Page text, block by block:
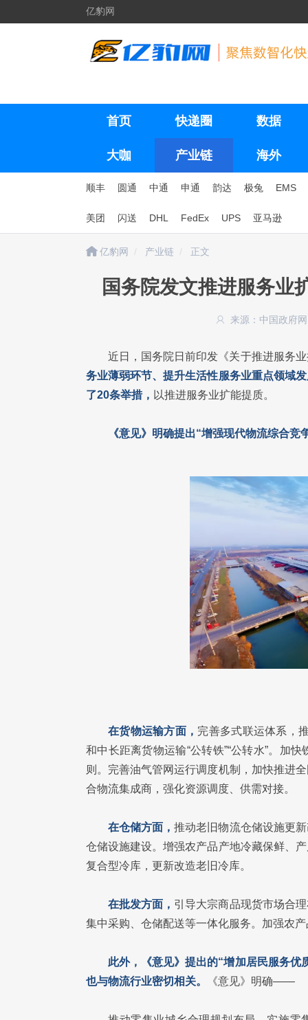
亿豹网
首页 快递圈 数据
大咖 产业链 海外
顺丰 圆通 中通 申通 韵达 极兔 EMS
美团 闪送 DHL FedEx UPS 亚马逊
亿豹网 产业链 正文
国务院发文推进服务业
来源：中国政府
近日，国务院日前印发《关于推进服务
务业薄弱环节、提升生活性服务业重点领域
了20条举措， 以推进服务业扩能提质。
《意见》明确提出“增强现代物流综合竞
在货物运输方面， 完善多式联运体系，
和中长距离货物运输“公转铁”“公转水”。加
则。完善油气管网运行调度机制，加快推进
合物流集成商，强化资源调度、供需对接。
在仓储方面，推动老旧物流仓储设施更
仓储设施建设。增强农产品产地冷藏保鲜、
复合型冷库，更新改造老旧冷库。
在批发方面， 引导大宗商品现货市场合
集中采购、仓储配送等一体化服务。加强农
此外，《意见》提出的“增加居民服务优
也与物流行业密切相关。
《意见》明确——